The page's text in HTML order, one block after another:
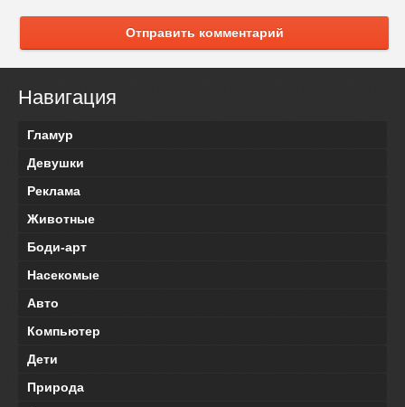
Отправить комментарий
Навигация
Гламур
Девушки
Реклама
Животные
Боди-арт
Насекомые
Авто
Компьютер
Дети
Природа